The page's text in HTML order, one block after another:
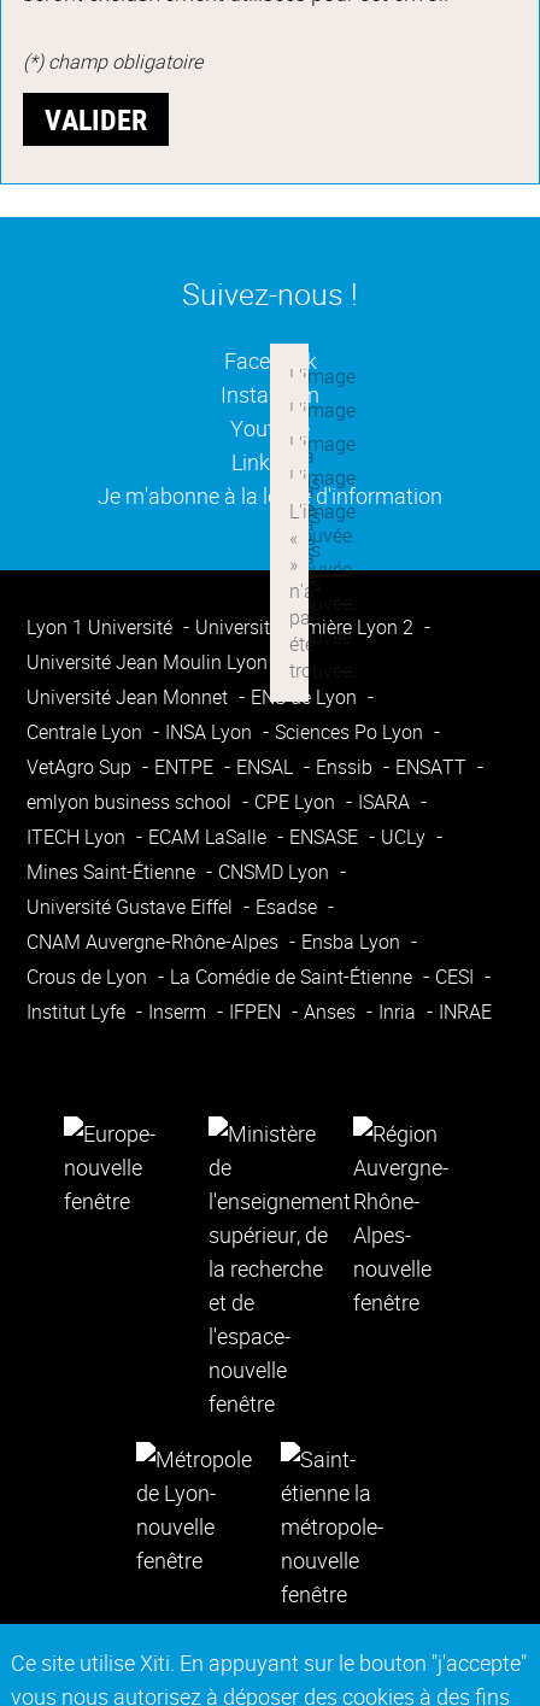
Ce site utilise Xiti. En appuyant sur le bouton "j'accepte"
vous nous autorisez à déposer des cookies à des fins
(*) champ obligatoire
Suivez-nous !
Facebook(ouverture dans une
Instagram(ouverture dans une
Youtube(ouverture dans une
Linkedin
(ouverture dans une
Je m'abonne à la lettre d'information
(ouverture dans une
Lyon 1 Université
Université Lumière Lyon 2
Université Jean Moulin Lyon 3
Université Jean Monnet
ENS de Lyon
Centrale Lyon
INSA Lyon
Sciences Po Lyon
VetAgro Sup
ENTPE ENSAL Enssib
ENSATT
emlyon business school
CPE Lyon
ISARA
ITECH Lyon
ECAM LaSalle ENSASE
UCLy
Mines Saint-Étienne
CNSMD Lyon
Université Gustave Eiffel
Esadse
CNAM Auvergne-Rhône-Alpes
Ensba Lyon
Crous de Lyon
La Comédie de Saint-Étienne
CESI
Institut Lyfe
Inserm IFPEN Anses Inria INRAE
Contact Mentions légales